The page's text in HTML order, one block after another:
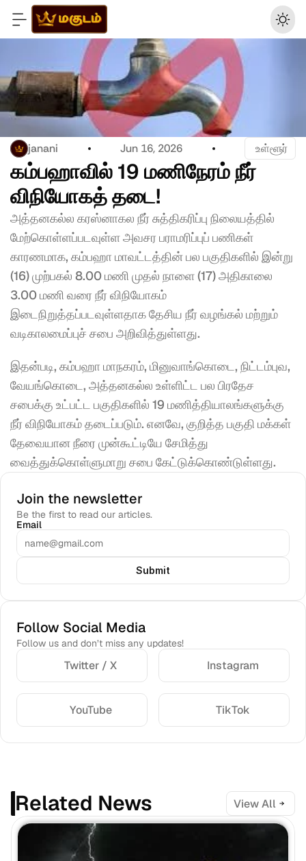
janani Jun 16, 2026 உள்ளூர்
கம்பஹாவில் 19 மணிநேரம் நீர்
விநியோகத் தடை!
அத்தனகல்ல கரஸ்னாகல நீர் சுத்திகரிப்பு நிலையத்தில்
மேற்கொள்ளப்படவுள்ள அவசர பராமரிப்புப் பணிகள்
காரணமாக, கம்பஹா மாவட்டத்தின் பல பகுதிகளில் இன்று
(16) முற்பகல் 8.00 மணி முதல் நாளை (17) அதிகாலை
3.00 மணி வரை நீர் விநியோகம்
இடைநிறுத்தப்படவுள்ளதாக தேசிய நீர் வழங்கல் மற்றும்
வடிகாலமைப்புச் சபை அறிவித்துள்ளது.
இதன்படி, கம்பஹா மாநகரம், மினுவாங்கொடை, நிட்டம்புவ,
வேயங்கொடை, அத்தனகல்ல உள்ளிட்ட பல பிரதேச
சபைக்கு உட்பட்ட பகுதிகளில் 19 மணித்தியாலங்களுக்கு
நீர் விநியோகம் தடைப்படும். எனவே, குறித்த பகுதி மக்கள்
தேவையான நீரை முன்கூட்டியே சேமித்து
வைத்துக்கொள்ளுமாறு சபை கேட்டுக்கொண்டுள்ளது.
Join the newsletter
Be the first to read our articles.
Email
Submit
Follow Social Media
Follow us and don’t miss any updates!
Twitter / X Instagram
YouTube TikTok
Related News View All